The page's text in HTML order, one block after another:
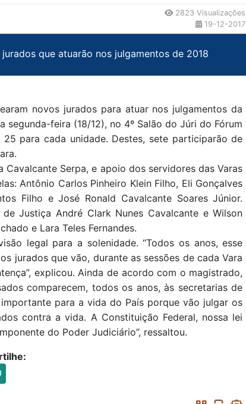
2823 Visualizações
19-12-2017
que atuarão nos julgamentos de 2018
novos jurados para atuar nos julgamentos da
feira (18/12), no 4º Salão do Júri do Fórum
para cada unidade. Destes, sete participarão de
Serpa, e apoio dos servidores das Varas
Antônio Carlos Pinheiro Klein Filho, Eli Gonçalves
Filho e José Ronald Cavalcante Soares Júnior.
Justiça André Clark Nunes Cavalcante e Wilson
e Lara Teles Fernandes.
legal para a solenidade. “Todos os anos, esse
jurados que vão, durante as sessões de cada Vara
explicou. Ainda de acordo com o magistrado,
comparecem, todos os anos, às secretarias de
para a vida do País porque vão julgar os
contra a vida. A Constituição Federal, nossa lei
do Poder Judiciário”, ressaltou.